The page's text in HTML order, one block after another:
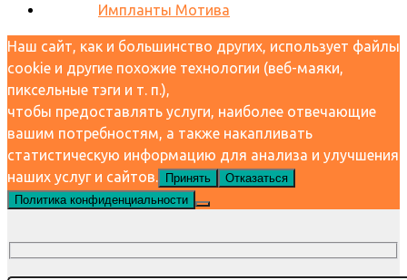
Импланты Мотива
Наш сайт, как и большинство других, использует файлы
cookie и другие похожие технологии (веб-маяки,
пиксельные тэги и т. п.),
чтобы предоставлять услуги, наиболее отвечающие
вашим потребностям, а также накапливать
статистическую информацию для анализа и улучшения
наших услуг и сайтов.
Принять
Отказаться
Политика конфиденциальности